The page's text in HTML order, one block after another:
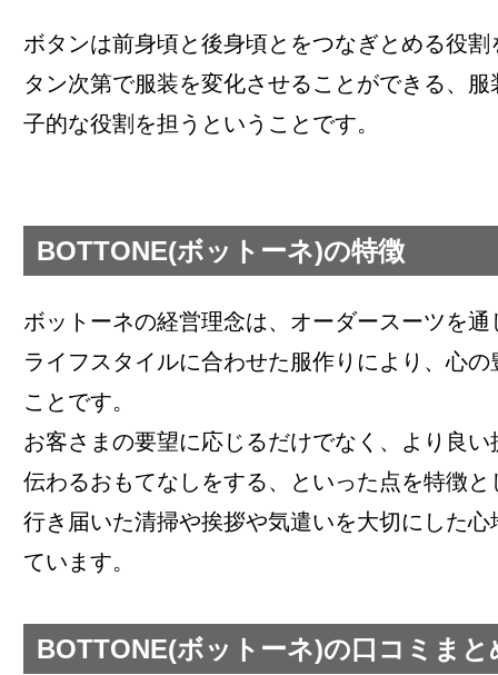
ボタンは前身頃と後身頃とをつなぎとめる役
タン次第で服装を変化させることができる、
子的な役割を担うということです。
BOTTONE(ボットーネ)の特徴
ボットーネの経営理念は、オーダースーツを
ライフスタイルに合わせた服作りにより、心
ことです。
お客さまの要望に応じるだけでなく、より良
伝わるおもてなしをする、といった点を特徴と
行き届いた清掃や挨拶や気遣いを大切にした
ています。
BOTTONE(ボットーネ)の口コミまと